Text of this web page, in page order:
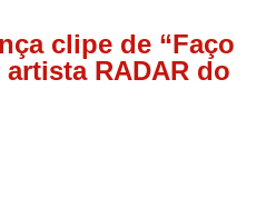
clipe de “Faço
RADAR do